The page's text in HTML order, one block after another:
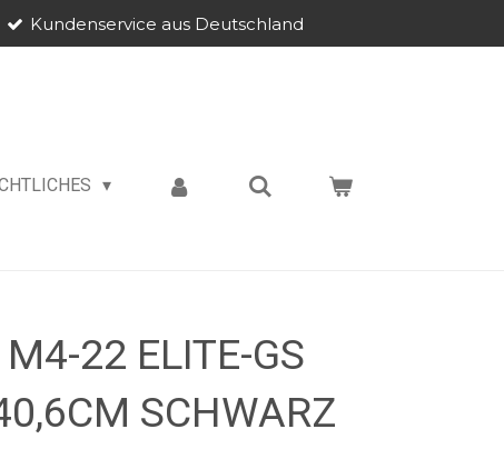
Kundenservice aus Deutschland
22 ELITE-GS
SCHWARZ